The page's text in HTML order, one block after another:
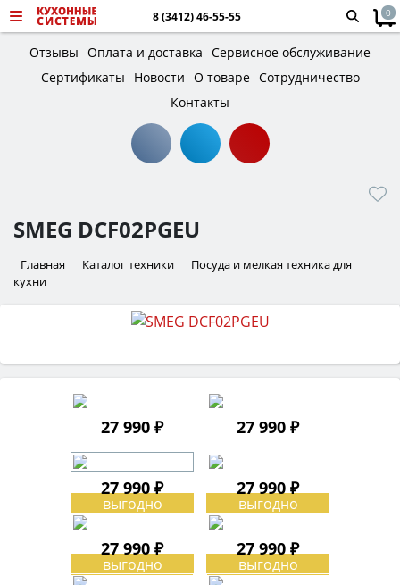
8 (3412) 46-55-55 0
Отзывы Оплата и доставка Сервисное обслуживание
Сертификаты
Новости О товаре Сотрудничество
Контакты
SMEG DCF02PGEU
Главная Каталог техники
Посуда и мелкая техника для
кухни
27 990 ₽ 27 990 ₽
27 990 ₽ 27 990 ₽
27 990 ₽ 27 990 ₽